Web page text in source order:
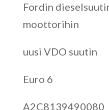
Fordin
moottorihin
uusi VDO suutin
Euro 6
A2C8139490080